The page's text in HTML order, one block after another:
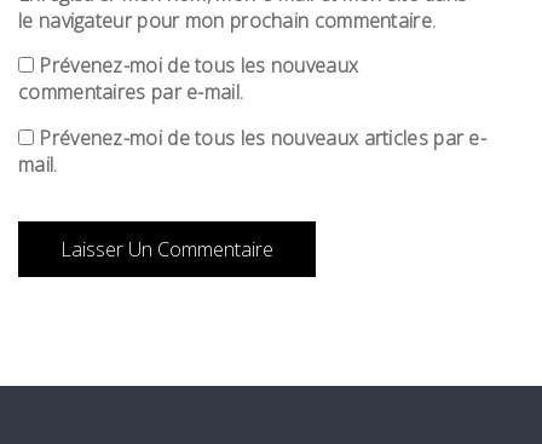
le navigateur pour mon prochain commentaire.
Prévenez-moi de tous les nouveaux
commentaires par e-mail.
Prévenez-moi de tous les nouveaux articles par e-
mail.